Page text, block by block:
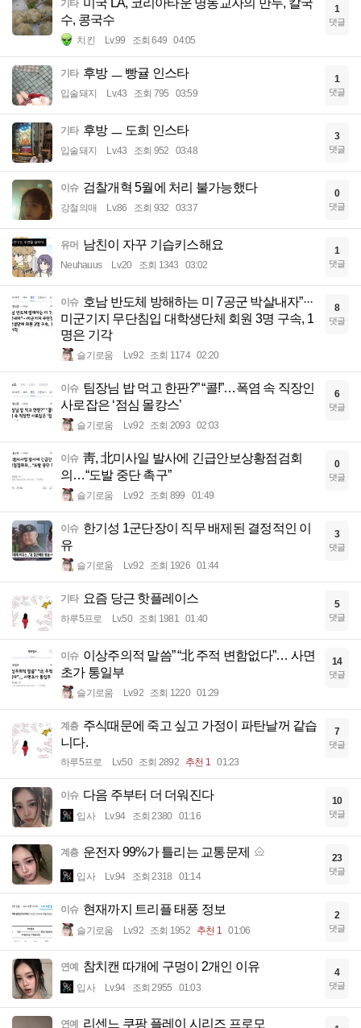
기타
수, 콩국수
치킨 Lv.99 조회 649 04:05
1
댓글
기타 후방 ㅡ 빵귤 인스타
입술돼지 Lv.43 조회 795 03:59
1
댓글
기타 후방 ㅡ 도희 인스타
입술돼지 Lv.43 조회 952 03:48
3
댓글
이슈 검찰개혁 5월에 처리 불가능했다
강철의매 Lv.86 조회 932 03:37
0
댓글
유머 남친이 자꾸 기습키스해요
Neuhauus Lv.20 조회 1343 03:02
1
댓글
이슈 호남 반도체 방해하는 미 7공군 박살내자”···
미군기지 무단침입 대학생단체 회원 3명 구속, 1
명은 기각
슬기로움 Lv.92 조회 1174 02:20
8
댓글
이슈 팀장님 밥 먹고 한판?” “콜!”…폭염 속 직장인
사로잡은 ‘점심 몰캉스’
슬기로움 Lv.92 조회 2093 02:03
6
댓글
이슈 靑, 北미사일 발사에 긴급안보상황점검회
의…“도발 중단 촉구”
슬기로움 Lv.92 조회 899 01:49
0
댓글
이슈 한기성 1군단장이 직무 배제된 결정적인 이
유
슬기로움 Lv.92 조회 1926 01:44
3
댓글
기타 요즘 당근 핫플레이스
하루5프로 Lv.50 조회 1981 01:40
5
댓글
이슈 이상주의적 말씀” “北 주적 변함없다”… 사면
초가 통일부
슬기로움 Lv.92 조회 1220 01:29
14
댓글
계층 주식때문에 죽고 싶고 가정이 파탄날꺼 같습
니다.
하루5프로 Lv.50 조회 2892 추천 1 01:23
7
댓글
이슈 다음 주부터 더 더워진다
입사 Lv.94 조회 2380 01:16
10
댓글
계층 운전자 99%가 틀리는 교통문제
입사 Lv.94 조회 2318 01:14
23
댓글
이슈 현재까지 트리플 태풍 정보
슬기로움 Lv.92 조회 1952 추천 1 01:06
2
댓글
연예 참치캔 따개에 구멍이 2개인 이유
입사 Lv.94 조회 2955 01:03
4
댓글
연예 리센느 쿠팡 플레이 시리즈 프로모